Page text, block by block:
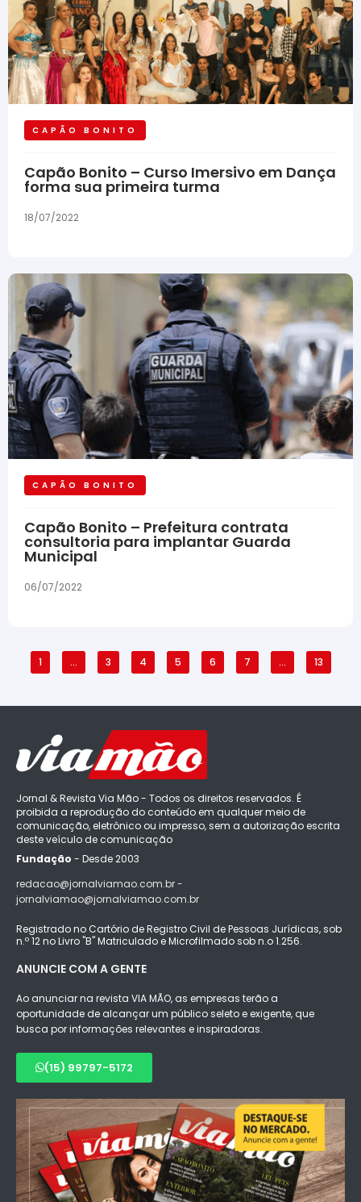
CAPÃO BONITO
Capão Bonito – Curso Imersivo em Dança
forma sua primeira turma
18/07/2022
CAPÃO BONITO
Capão Bonito – Prefeitura contrata
consultoria para implantar Guarda
Municipal
06/07/2022
1 … 3 4 5 6 7 … 13
Jornal & Revista Via Mão - Todos os direitos reservados. É
proibida a reprodução do conteúdo em qualquer meio de
comunicação, eletrônico ou impresso, sem a autorização escrita
deste veículo de comunicação
Fundação - Desde 2003
redacao@jornalviamao.com.br -
jornalviamao@jornalviamao.com.br
Registrado no Cartório de Registro Civil de Pessoas Jurídicas, sob
n.º 12 no Livro "B" Matriculado e Microfilmado sob n.o 1.256.
ANUNCIE COM A GENTE
Ao anunciar na revista VIA MÃO, as empresas terão a
oportunidade de alcançar um público seleto e exigente, que
busca por informações relevantes e inspiradoras.
(15) 99797-5172